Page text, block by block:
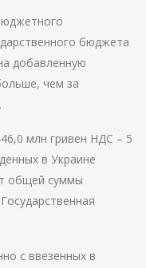
бюджета
добавленную
чем за
млн гривен НДС – 5
в Украине
общей суммы
с ввезенных в